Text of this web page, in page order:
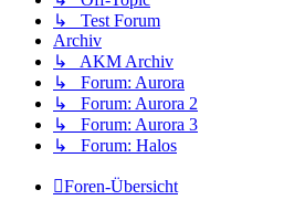
↳ Test Forum
Archiv
↳ AKM Archiv
↳ Forum: Aurora
↳ Forum: Aurora 2
↳ Forum: Aurora 3
↳ Forum: Halos
Foren-Übersicht